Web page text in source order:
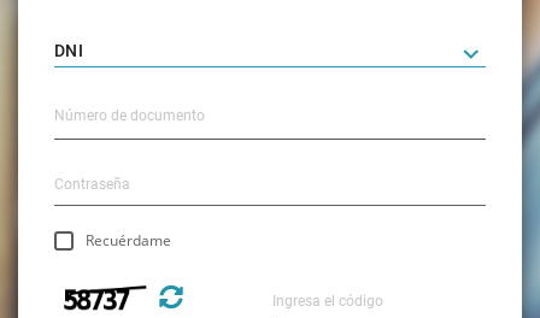
Recuérdame